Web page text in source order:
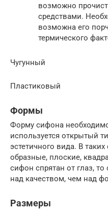
возможно
средствами.
возможна его
термического
Чугунный
Пластиковый
Формы
Форму сифона
используется открытый
эстетичного вида. В
образные, плоские,
сифон спрятан от глаз,
над качеством, чем над
Размеры